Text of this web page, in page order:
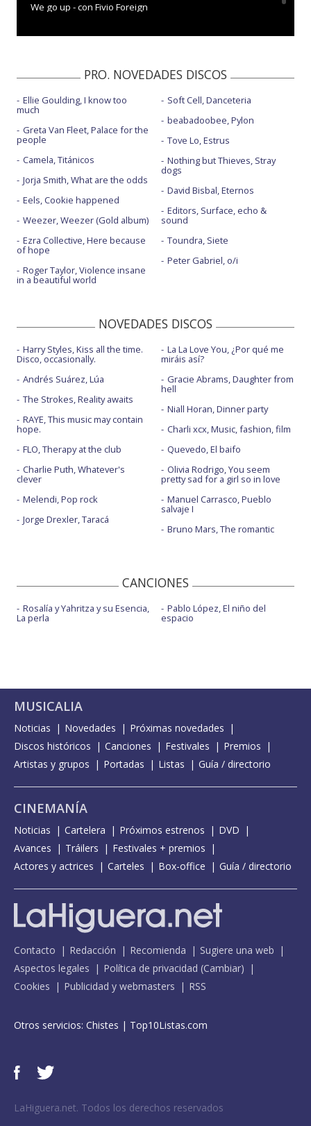
We go up - con Fivio Foreign
PRO. NOVEDADES DISCOS
Ellie Goulding, I know too
much
Greta Van Fleet, Palace for the
people
Camela, Titánicos
Jorja Smith, What are the odds
Eels, Cookie happened
Weezer, Weezer (Gold album)
Ezra Collective, Here because
of hope
Roger Taylor, Violence insane
in a beautiful world
Soft Cell, Danceteria
beabadoobee, Pylon
Tove Lo, Estrus
Nothing but Thieves, Stray
dogs
David Bisbal, Eternos
Editors, Surface, echo &
sound
Toundra, Siete
Peter Gabriel, o/i
NOVEDADES DISCOS
Harry Styles, Kiss all the time.
Disco, occasionally.
Andrés Suárez, Lúa
The Strokes, Reality awaits
RAYE, This music may contain
hope.
FLO, Therapy at the club
Charlie Puth, Whatever's
clever
Melendi, Pop rock
Jorge Drexler, Taracá
La La Love You, ¿Por qué me
miráis así?
Gracie Abrams, Daughter from
hell
Niall Horan, Dinner party
Charli xcx, Music, fashion, film
Quevedo, El baifo
Olivia Rodrigo, You seem
pretty sad for a girl so in love
Manuel Carrasco, Pueblo
salvaje I
Bruno Mars, The romantic
CANCIONES
Rosalía y Yahritza y su Esencia,
La perla
Pablo López, El niño del
espacio
MUSICALIA
Noticias Novedades
Próximas novedades
Discos históricos
Canciones Festivales
Premios
Artistas y grupos
Portadas Listas Guía / directorio
CINEMANÍA
Noticias Cartelera Próximos estrenos
DVD
Avances
Tráilers
Festivales + premios
Actores y actrices
Carteles Box-office Guía / directorio
Contacto Redacción Recomienda
Sugiere una web
Aspectos legales
Política de privacidad (Cambiar)
Cookies
Publicidad y webmasters RSS
Otros servicios: Chistes | Top10Listas.com
LaHiguera.net. Todos los derechos reservados